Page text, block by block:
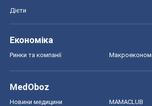
Дієти
Економіка
Ринки та компанії
MedOboz
Новини медицини MAMACLUB